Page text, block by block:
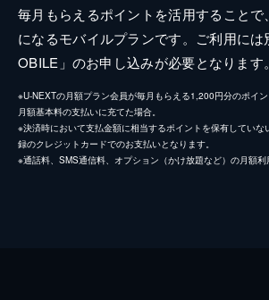
毎月もらえるポイントを活用すること
になるモバイルプランです。ご利用に
OBILE」のお申し込みが必要となります。
※U-NEXTの月額プラン会員が毎月もらえる1,200円分のポイ
月額基本料の支払いに充てた場合。
※決済時において支払金額に相当するポイントを保有していな
録のクレジットカードでのお支払いとなります。
※通話料、SMS通信料、オプション（かけ放題など）の月額利